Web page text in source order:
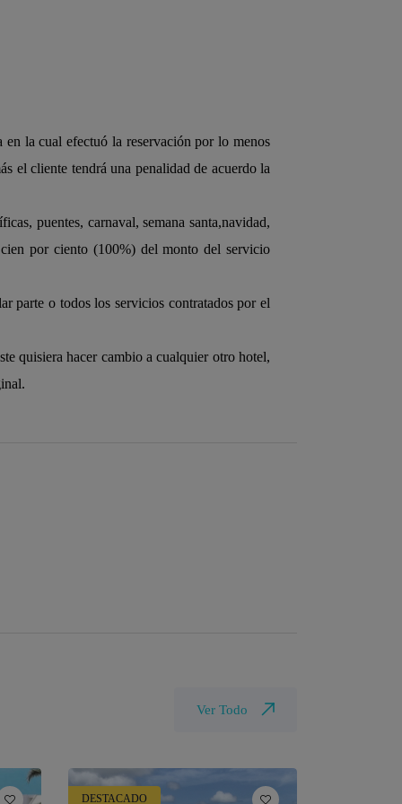
la cual efectuó la reservación por lo menos
el cliente tendrá una penalidad de acuerdo la
puentes, carnaval, semana santa,navidad,
por ciento (100%) del monto del servicio
parte o todos los servicios contratados por el
quisiera hacer cambio a cualquier otro hotel,
Ver Todo
DESTACADO